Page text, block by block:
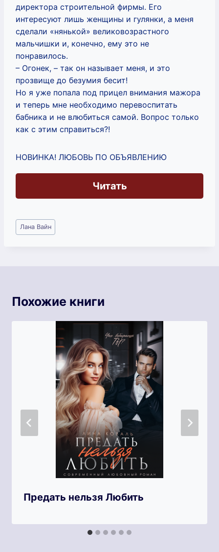
директора строительной фирмы. Его
интересуют лишь женщины и гулянки, а меня
сделали «нянькой» великовозрастного
мальчишки и, конечно, ему это не
понравилось.
– Огонек, – так он называет меня, и это
прозвище до безумия бесит!
Но я уже попала под прицел внимания мажора
и теперь мне необходимо перевоспитать
бабника и не влюбиться самой. Вопрос только
как с этим справиться?!
НОВИНКА! ЛЮБОВЬ ПО ОБЪЯВЛЕНИЮ
Читать
Метки
записи:
Лана Вайн
Похожие книги
Предать нельзя Любить